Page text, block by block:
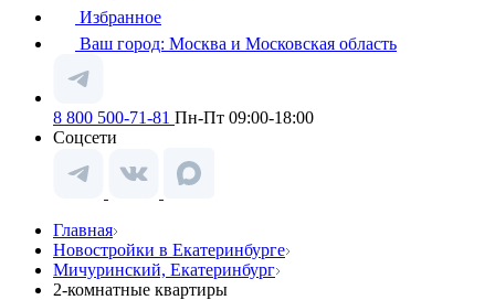
Избранное
Ваш город: Москва и Московская область
8 800 500-71-81 Пн-Пт 09:00-18:00
Соцсети
Главная
Новостройки в Екатеринбурге
Мичуринский, Екатеринбург
2-комнатные квартиры